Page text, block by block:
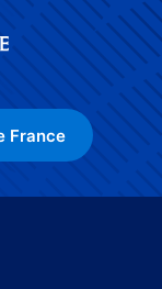
France